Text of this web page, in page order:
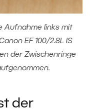
Aufnahme links mit
EF 100/2.8L IS
der Zwischenringe
der